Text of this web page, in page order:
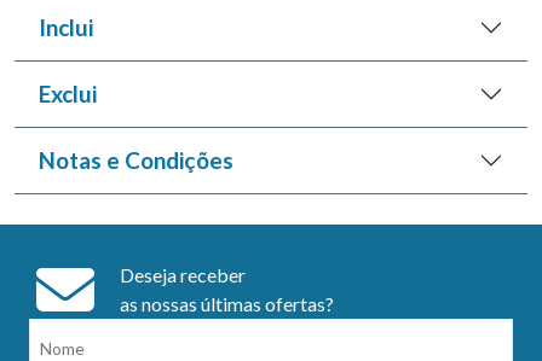
Inclui
Exclui
Notas e Condições
Deseja receber
as nossas últimas ofertas?